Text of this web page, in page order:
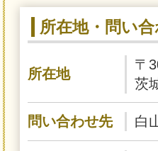
所在地・問い
所在地
〒
茨
問い合わせ先 白